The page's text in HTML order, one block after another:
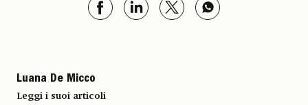
Luana De Micco
Leggi i suoi articoli